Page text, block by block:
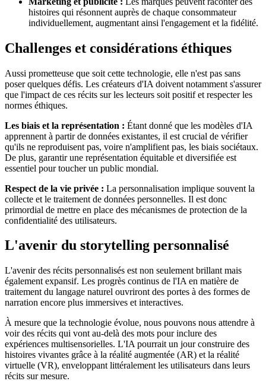
histoires qui résonnent auprès de chaque consommateur
individuellement, augmentant ainsi l'engagement et la fidélité.
Challenges et considérations éthiques
Aussi prometteuse que soit cette technologie, elle n'est pas sans
poser quelques défis. Les créateurs d'IA doivent notamment s'assurer
que l'impact de ces récits sur les lecteurs soit positif et respecter les
normes éthiques.
Les biais et la représentation : Étant donné que les modèles d'IA
apprennent à partir de données existantes, il est crucial de vérifier
qu'ils ne reproduisent pas, voire n'amplifient pas, les biais sociétaux.
De plus, garantir une représentation équitable et diversifiée est
essentiel pour toucher un public mondial.
Respect de la vie privée : La personnalisation implique souvent la
collecte et le traitement de données personnelles. Il est donc
primordial de mettre en place des mécanismes de protection de la
confidentialité des utilisateurs.
L'avenir du storytelling personnalisé
L'avenir des récits personnalisés est non seulement brillant mais
également expansif. Les progrès continus de l'IA en matière de
traitement du langage naturel ouvriront des portes à des formes de
narration encore plus immersives et interactives.
À mesure que la technologie évolue, nous pouvons nous attendre à
voir des récits qui vont au-delà des mots pour inclure des
expériences multisensorielles. L'IA pourrait un jour construire des
histoires vivantes grâce à la réalité augmentée (AR) et la réalité
virtuelle (VR), enveloppant littéralement les utilisateurs dans leurs
récits sur mesure.